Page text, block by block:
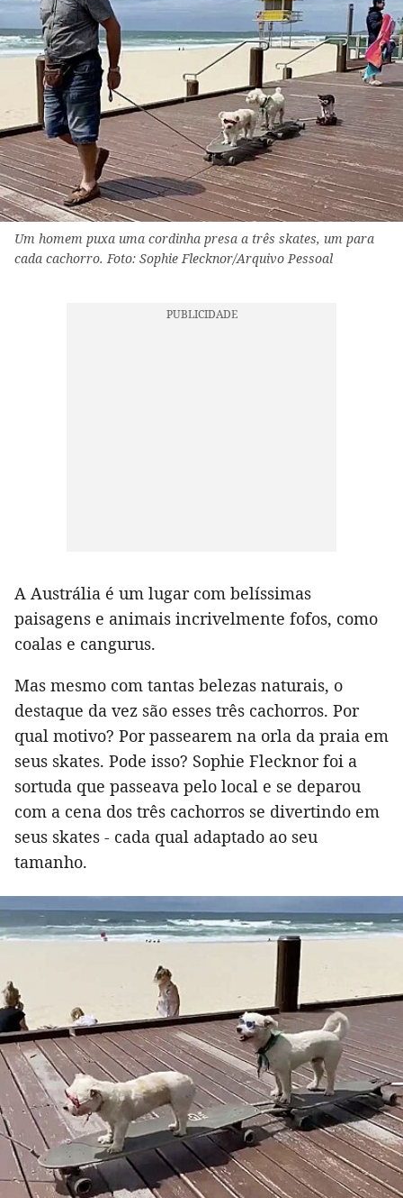
Um homem puxa uma cordinha presa a três skates, um para
cada cachorro. Foto: Sophie Flecknor/Arquivo Pessoal
A Austrália é um lugar com belíssimas
paisagens e animais incrivelmente fofos, como
coalas e cangurus.
Mas mesmo com tantas belezas naturais, o
destaque da vez são esses três cachorros. Por
qual motivo? Por passearem na orla da praia em
seus skates. Pode isso? Sophie Flecknor foi a
sortuda que passeava pelo local e se deparou
com a cena dos três cachorros se divertindo em
seus skates - cada qual adaptado ao seu
tamanho.